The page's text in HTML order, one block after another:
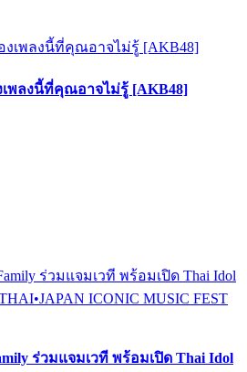
พลงนี้ที่คุณอาจไม่รู้ [AKB48]
ร่วมแจมเวที พร้อมเปิด Thai Idol